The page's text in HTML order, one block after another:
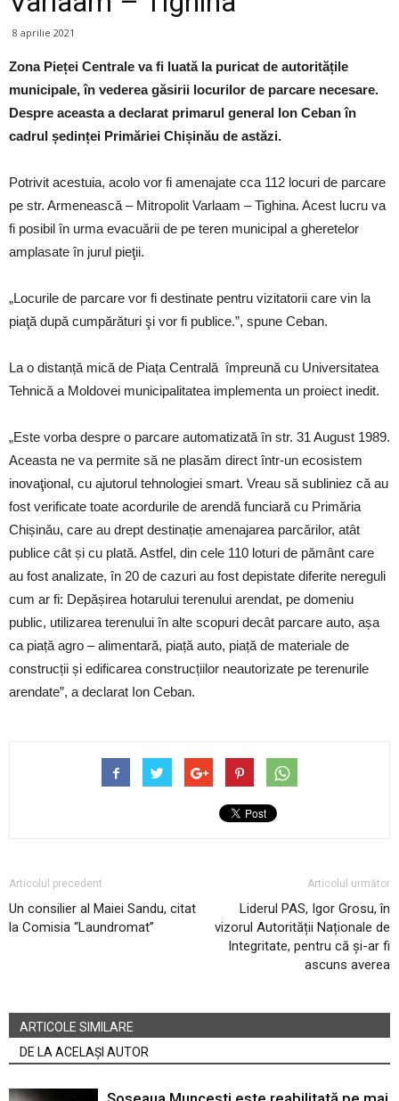
8 aprilie 2021
Zona Pieței Centrale va fi luată la puricat de autoritățile
municipale, în vederea găsirii locurilor de parcare necesare.
Despre aceasta a declarat primarul general Ion Ceban în
cadrul ședinței Primăriei Chișinău de astăzi.
Potrivit acestuia, acolo vor fi amenajate cca 112 locuri de parcare
pe str. Armenească – Mitropolit Varlaam – Tighina. Acest lucru va
fi posibil în urma evacuării de pe teren municipal a gheretelor
amplasate în jurul pieţii.
„Locurile de parcare vor fi destinate pentru vizitatorii care vin la
piaţă după cumpărături şi vor fi publice.”, spune Ceban.
La o distanță mică de Piața Centrală împreună cu Universitatea
Tehnică a Moldovei municipalitatea implementa un proiect inedit.
„Este vorba despre o parcare automatizată în str. 31 August 1989.
Aceasta ne va permite să ne plasăm direct într-un ecosistem
inovaţional, cu ajutorul tehnologiei smart. Vreau să subliniez că au
fost verificate toate acordurile de arendă funciară cu Primăria
Chișinău, care au drept destinație amenajarea parcărilor, atât
publice cât și cu plată. Astfel, din cele 110 loturi de pământ care
au fost analizate, în 20 de cazuri au fost depistate diferite nereguli
cum ar fi: Depășirea hotarului terenului arendat, pe domeniu
public, utilizarea terenului în alte scopuri decât parcare auto, așa
ca piață agro – alimentară, piață auto, piață de materiale de
construcții și edificarea construcțiilor neautorizate pe terenurile
arendate”, a declarat Ion Ceban.
Articolul precedent
Un consilier al Maiei Sandu, citat
la Comisia “Laundromat”
Articolul următor
Liderul PAS, Igor Grosu, în
vizorul Autorității Naționale de
Integritate, pentru că și-ar fi
ascuns averea
ARTICOLE SIMILARE
DE LA ACELAȘI AUTOR